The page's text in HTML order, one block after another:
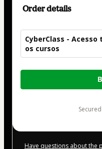
Order details
CyberClass -
os cursos
Total
Have questions about the